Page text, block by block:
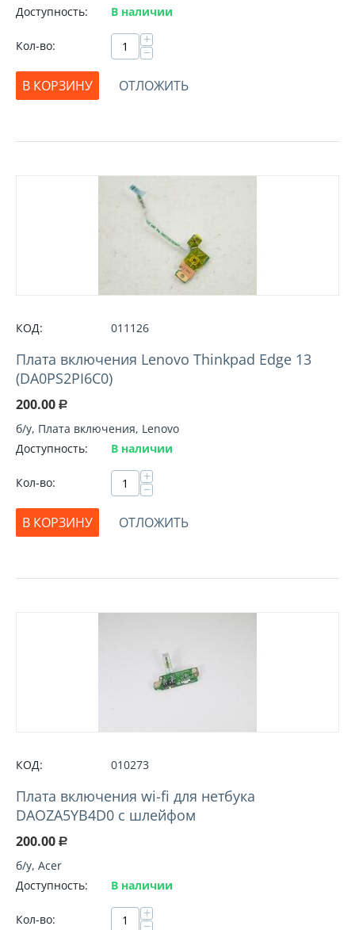
Доступность:
В наличии
Кол-во: +
−
В КОРЗИНУ
ОТЛОЖИТЬ
КОД: 011126
Плата включения Lenovo Thinkpad Edge 13
(DA0PS2PI6C0)
200.00 Р
б/у, Плата включения, Lenovo
Доступность:
В наличии
Кол-во: +
−
В КОРЗИНУ
ОТЛОЖИТЬ
КОД: 010273
Плата включения wi-fi для нeтбука
DAOZA5YB4D0 с шлейфом
200.00 Р
б/у, Acer
Доступность:
В наличии
Кол-во: +
−